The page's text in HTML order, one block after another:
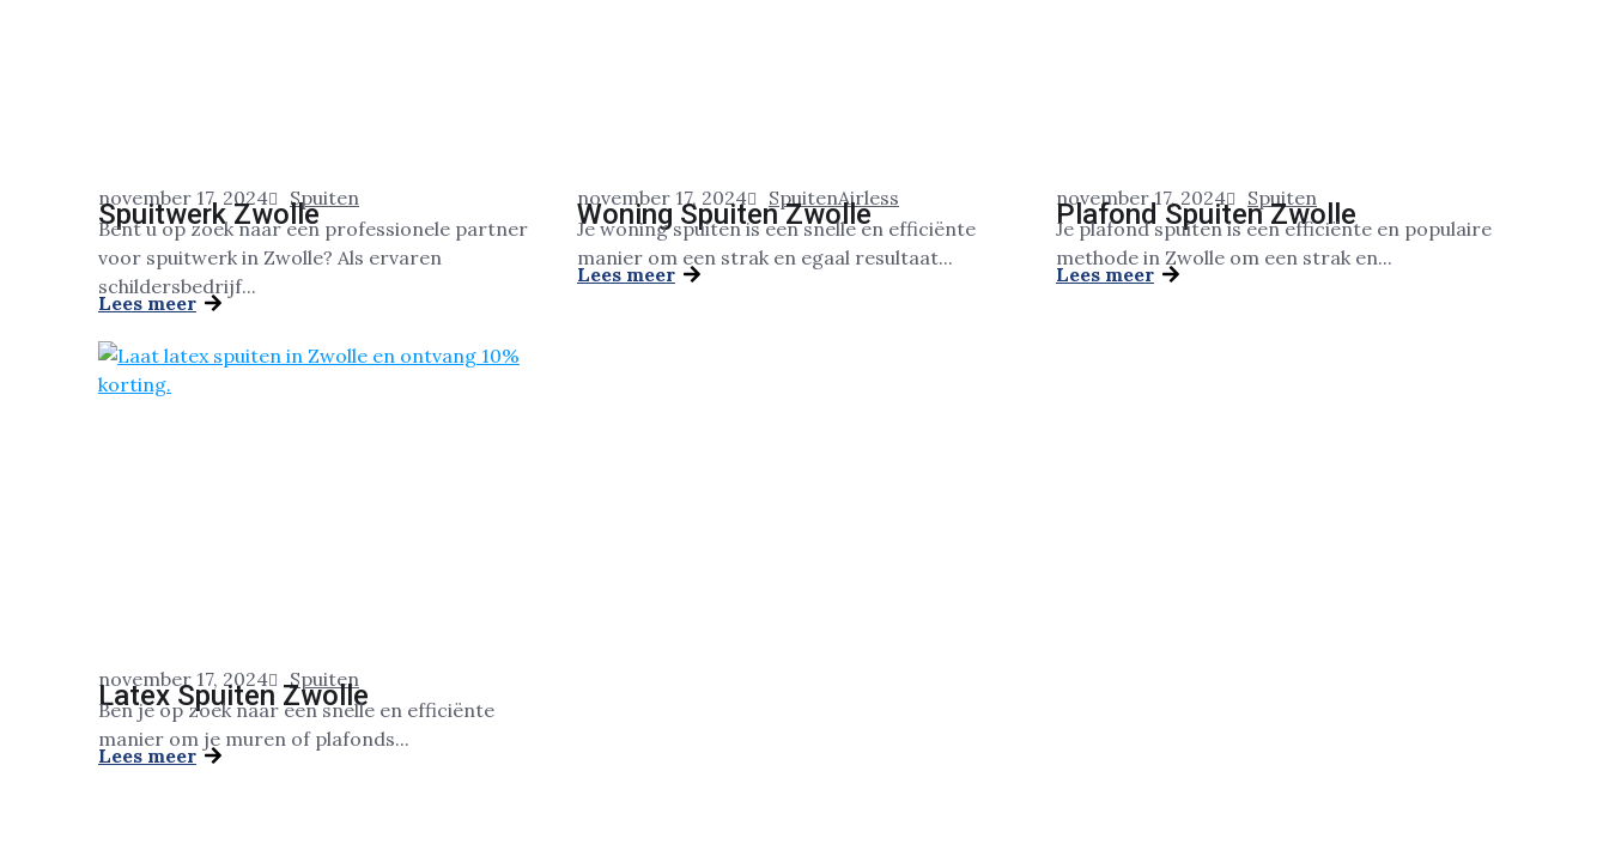
november 17, 2024 Spuiten
Spuitwerk Zwolle
Bent u op zoek naar een professionele partner
voor spuitwerk in Zwolle? Als ervaren
schildersbedrijf...
Lees meer
november 17, 2024 SpuitenAirless
Woning Spuiten Zwolle
Je woning spuiten is een snelle en efficiënte
manier om een strak en egaal resultaat...
Lees meer
november 17, 2024 Spuiten
Plafond Spuiten Zwolle
Je plafond spuiten is een efficiënte en populaire
methode in Zwolle om een strak en...
Lees meer
november 17, 2024 Spuiten
Latex Spuiten Zwolle
Ben je op zoek naar een snelle en efficiënte
manier om je muren of plafonds...
Lees meer